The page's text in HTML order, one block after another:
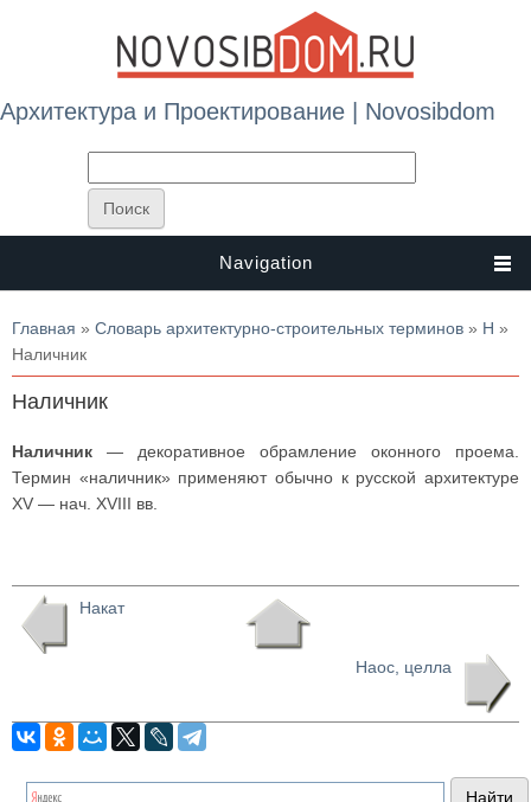
Архитектура и Проектирование | Novosibdom
Navigation
Вы здесь
Главная » Словарь архитектурно-строительных терминов » Н »
Наличник
Наличник
Наличник — декоративное обрамление оконного проема.
Термин «наличник» применяют обычно к русской архитектуре
XV — нач. XVIII вв.
Накат
Наос, целла